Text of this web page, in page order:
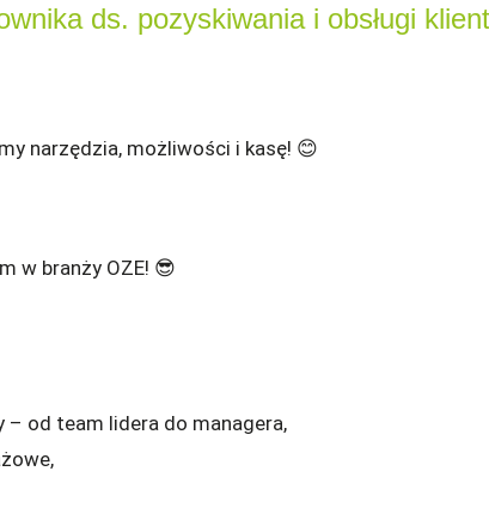
ds. pozyskiwania i obsługi
narzędzia, możliwości i kasę! 😊
w branży OZE! 😎
– od team lidera do managera,